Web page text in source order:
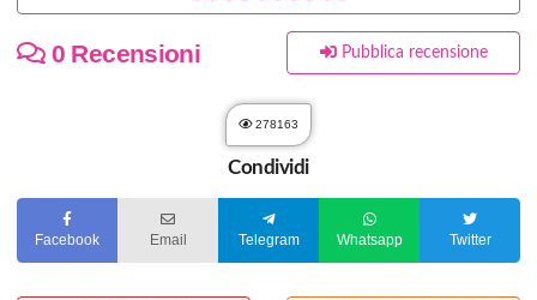
0 Recensioni Pubblica recensione
278163
Condividi
Facebook Email Telegram Whatsapp Twitter